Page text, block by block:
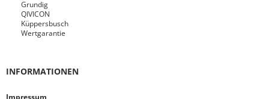
Grundig
QIVICON
Küppersbusch
Wertgarantie
INFORMATIONEN
Impressum